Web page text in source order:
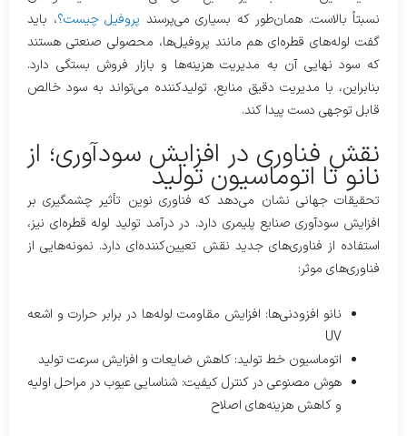
نسبتاً بالاست. همان‌طور که بسیاری می‌پرسند پروفیل چیست؟، باید
گفت لوله‌های قطره‌ای هم مانند پروفیل‌ها، محصولی صنعتی هستند
که سود نهایی آن به مدیریت هزینه‌ها و بازار فروش بستگی دارد.
بنابراین، با مدیریت دقیق منابع، تولیدکننده می‌تواند به سود خالص
قابل توجهی دست پیدا کند.
نقش فناوری در افزایش سودآوری؛ از
نانو تا اتوماسیون تولید
تحقیقات جهانی نشان می‌دهد که فناوری نوین تأثیر چشمگیری بر
افزایش سودآوری صنایع پلیمری دارد. در درآمد تولید لوله قطره‌ای نیز،
استفاده از فناوری‌های جدید نقش تعیین‌کننده‌ای دارد. نمونه‌هایی از
فناوری‌های موثر:
نانو افزودنی‌ها: افزایش مقاومت لوله‌ها در برابر حرارت و اشعه
UV
اتوماسیون خط تولید: کاهش ضایعات و افزایش سرعت تولید
هوش مصنوعی در کنترل کیفیت: شناسایی عیوب در مراحل اولیه
و کاهش هزینه‌های اصلاح